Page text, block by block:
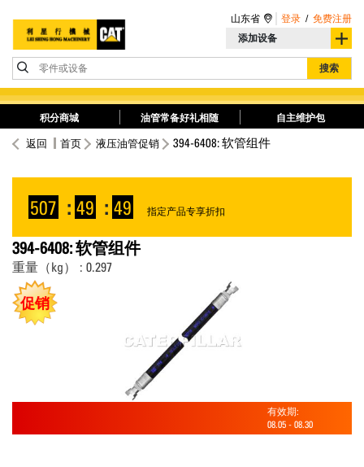
添加设备
零件或设备 搜索
山东省 登录 / 免费注册
积分商城 油管常备好礼相随 自主维护包
返回 首页 液压油管促销 394-6408: 软管组件
507 : 49 : 49 指定产品专享折扣
394-6408: 软管组件
重量（kg） : 0.297
促销
有效期:
08.05 - 08.30